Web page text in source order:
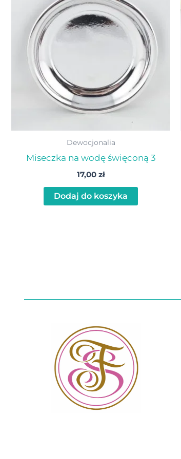
Dewocjonalia
Miseczka na wodę święconą 3
17,00 zł
Dodaj do koszyka